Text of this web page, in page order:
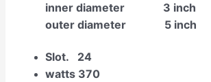
inner diameter 3 inch
outer diameter 5 inch
Slot. 24
watts 370